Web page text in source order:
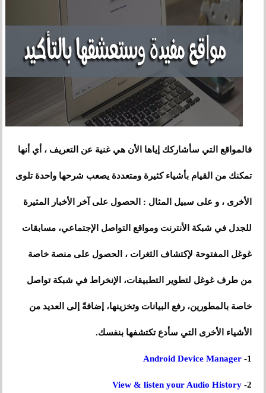
فالمواقع التي سأشاركك إياها الأن هي غنية عن التعريف، أي أنها
تمكنك من القيام بأشياء كثيرة ومتعددة يصعب شرحها واحدة تلوى
الأخرى،و على سبيل المثال : الحصول على آخر الأخبار المثيرة
للجدل في شبكة الأنترنت ومواقع التواصل الإجتماعي، مسابقات
غوغل المفتوحة لإكتشاف الثغرات ، الحصول على منصة خاصة
من طرف غوغل لتطوير التطبيقات، الإنخراط في شبكة تواصل
خاصة بالمطورين، رفع البيانات وتخزينها، إضافةً إلى العديد من
الأشياء الأخرى التي سأدع تكتشفها بنفسك.
1-
Android Device Manager
2-
View & listen your Audio History